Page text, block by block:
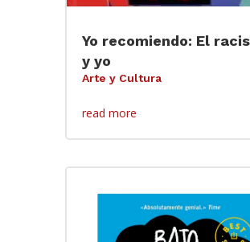
Yo recomiendo: El
y yo
Arte y Cultura
read more